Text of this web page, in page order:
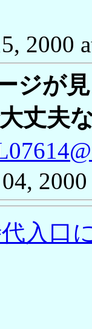
2000
ジが
丈夫
入口